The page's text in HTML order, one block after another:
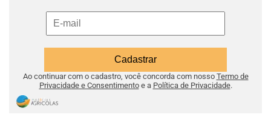
Ao continuar com o cadastro, você concorda com nosso Termo de
Privacidade e Consentimentoe a Política de Privacidade.